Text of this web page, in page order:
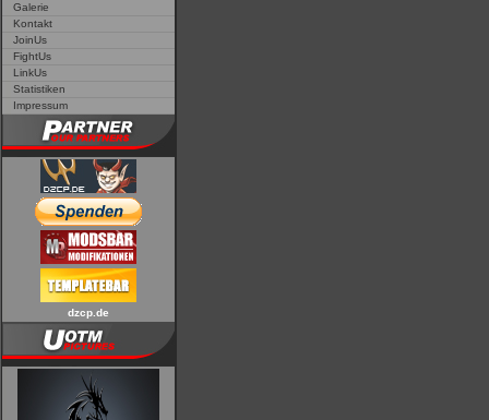
Galerie
Kontakt
JoinUs
FightUs
LinkUs
Statistiken
Impressum
dzcp.de